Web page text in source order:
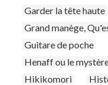
Garder la tête haute
Grand manège,
Guitare de poche
Henaff ou le
Hikikomori